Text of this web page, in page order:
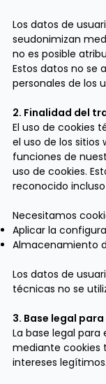
Los datos de
seudonimizan
no es posible
Estos datos no se
personales de los
2. Finalidad del
El uso de cookies
el uso de los sitios
funciones de
uso de cookies.
reconocido
Necesitamos
Aplicar la
Almacenamiento
Los datos de
técnicas no se
3. Base legal
La base legal
mediante cookies
intereses legítimos.